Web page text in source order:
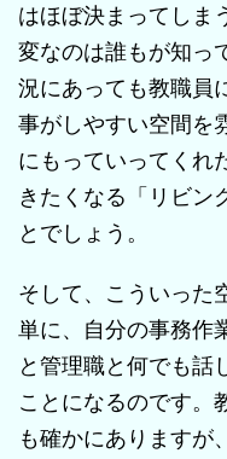
はほぼ決まってしま
変なのは誰もが知っ
況にあっても教職員
事がしやすい空間を
にもっていってくれ
きたくなる「リビン
とでしょう。
そして、こういった
単に、自分の事務作
と管理職と何でも話
ことになるのです。
も確かにありますが